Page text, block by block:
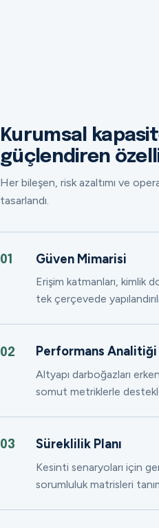
Kurumsal
güçlendiren
Her bileşen, risk azaltımı ve
tasarlandı.
01 Güven Mimarisi
Erişim katmanları, kimlik
tek çerçevede
02 Performans Analitiği
Altyapı darboğazları
somut metriklerle
03 Süreklilik Planı
Kesinti senaryoları için
sorumluluk matrisleri